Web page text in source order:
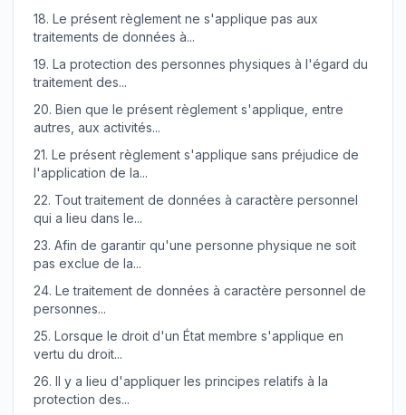
18. Le présent règlement ne s'applique pas aux
traitements de données à...
19. La protection des personnes physiques à l'égard du
traitement des...
20. Bien que le présent règlement s'applique, entre
autres, aux activités...
21. Le présent règlement s'applique sans préjudice de
l'application de la...
22. Tout traitement de données à caractère personnel
qui a lieu dans le...
23. Afin de garantir qu'une personne physique ne soit
pas exclue de la...
24. Le traitement de données à caractère personnel de
personnes...
25. Lorsque le droit d'un État membre s'applique en
vertu du droit...
26. Il y a lieu d'appliquer les principes relatifs à la
protection des...